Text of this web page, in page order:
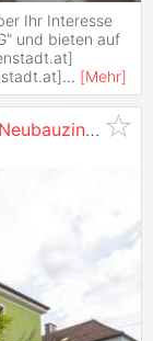
Ihr Interesse
und bieten auf
... [Mehr]
in Zentrumslage